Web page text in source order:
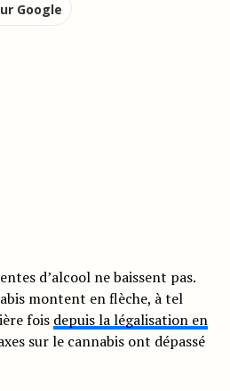
Google
d’alcool ne baissent pas.
montent en flèche, à tel
fois depuis la légalisation en
sur le cannabis ont dépassé